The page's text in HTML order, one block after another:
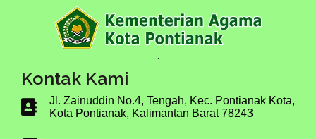
Kontak Kami
Jl. Zainuddin No.4, Tengah, Kec. Pontianak Kota,
Kota Pontianak, Kalimantan Barat 78243